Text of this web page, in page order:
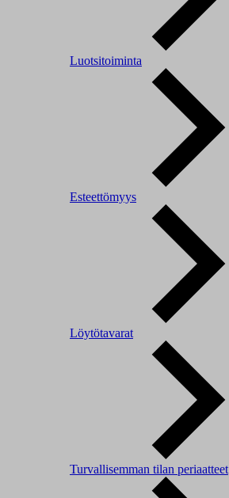
Luotsitoiminta
Esteettömyys
Löytötavarat
Turvallisemman tilan periaatteet